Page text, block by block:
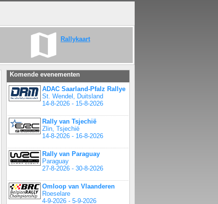
Rallykaart
Komende evenementen
ADAC Saarland-Pfalz Rallye
St. Wendel, Duitsland
14-8-2026 - 15-8-2026
Rally van Tsjechië
Zlin, Tsjechië
14-8-2026 - 16-8-2026
Rally van Paraguay
Paraguay
27-8-2026 - 30-8-2026
Omloop van Vlaanderen
Roeselare
4-9-2026 - 5-9-2026